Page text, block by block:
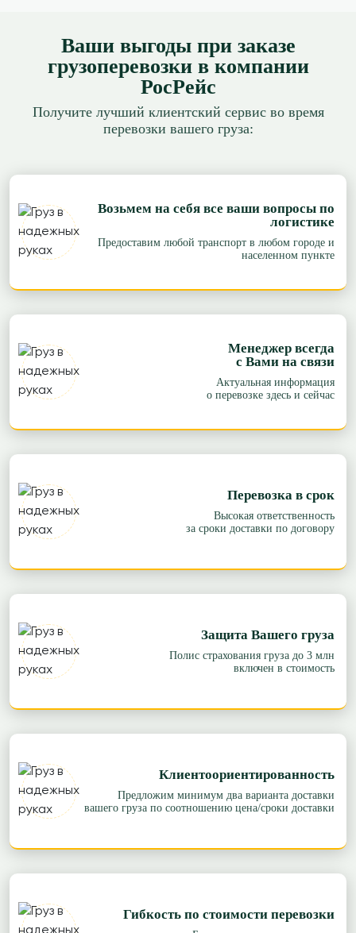
Ваши выгоды при заказе
грузоперевозки в компании
РосРейс
Получите лучший клиентский сервис во время
перевозки вашего груза:
Возьмем на себя все ваши вопросы по
логистике
Предоставим любой транспорт в любом городе и
населенном пункте
Менеджер всегда
с Вами на связи
Актуальная информация
о перевозке здесь и сейчас
Перевозка в срок
Высокая ответственность
за сроки доставки по договору
Защита Вашего груза
Полис страхования груза до 3 млн
включен в стоимость
Клиентоориентированность
Предложим минимум два варианта доставки
вашего груза по соотношению цена/сроки доставки
Гибкость по стоимости перевозки